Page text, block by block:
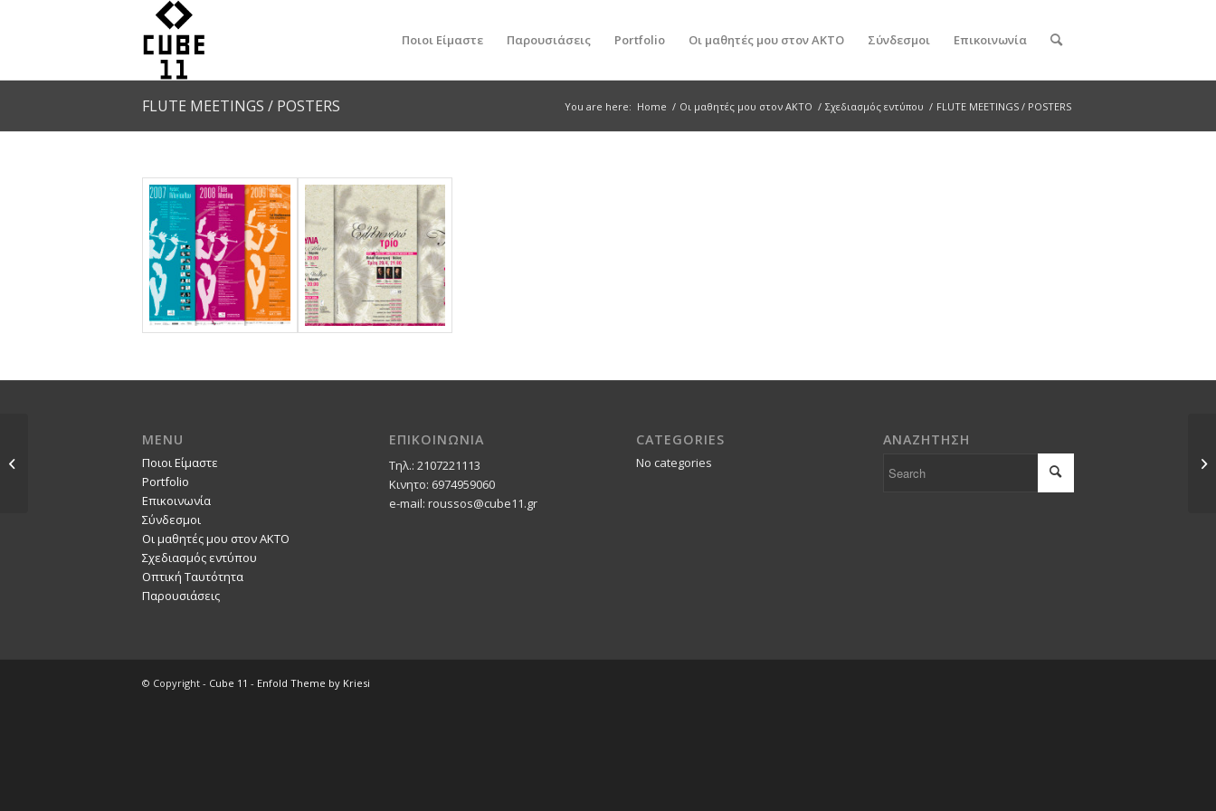
Ποιοι Είμαστε Παρουσιάσεις Portfolio Οι μαθητές μου στον ΑΚΤΟ Σύνδεσμοι Επικοινωνία
FLUTE MEETINGS / POSTERS You are here: Home / Οι μαθητές μου στον ΑΚΤΟ / Σχεδιασμός εντύπου / FLUTE MEETINGS / POSTERS
MENU
Ποιοι Είμαστε
Portfolio
Επικοινωνία
Σύνδεσμοι
Οι μαθητές μου στον ΑΚΤΟ
Σχεδιασμός εντύπου
Οπτική Ταυτότητα
Παρουσιάσεις
ΕΠΙΚΟΙΝΩΝΙΑ
Τηλ.: 2107221113
Κινητο: 6974959060
e-mail: roussos@cube11.gr
CATEGORIES
No categories
ΑΝΑΖΗΤΗΣΗ
© Copyright - Cube 11 - Enfold Theme by Kriesi